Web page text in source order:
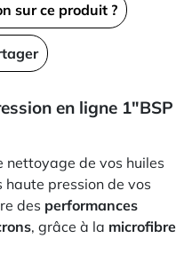
sur ce produit ?
en ligne 1"BSP
nettoyage de vos huiles
pression de vos
des performances
, grâce à la microfibre